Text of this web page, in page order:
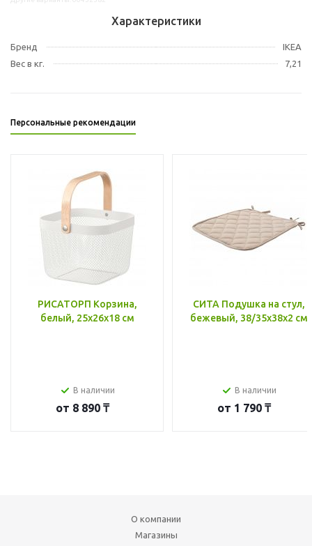
Характеристики
Бренд
IKEA
Вес в кг.
7,21
Персональные рекомендации
РИСАТОРП Корзина,
белый, 25x26x18 см
В наличии
от 8 890 ₸
СИТА Подушка на стул,
бежевый, 38/35x38x2 см
В наличии
от 1 790 ₸
О компании
Магазины